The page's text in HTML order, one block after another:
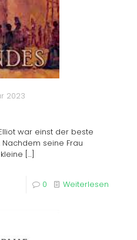
2023
war einst der beste
seine Frau
[…]
0 Weiterlesen